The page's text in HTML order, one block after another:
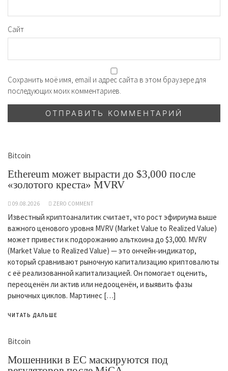
Сайт
Сохранить моё имя, email и адрес сайта в этом браузере для
последующих моих комментариев.
Bitcoin
Ethereum может вырасти до $3,000 после
«золотого креста» MVRV
09.08.2026 ZERO COMMENT
Известный криптоаналитик считает, что рост эфириума выше
важного ценового уровня MVRV (Market Value to Realized Value)
может привести к подорожанию альткоина до $3,000. MVRV
(Market Value to Realized Value) — это ончейн-индикатор,
который сравнивают рыночную капитализацию криптовалюты
с её реализованной капитализацией. Он помогает оценить,
переоценён ли актив или недооценён, и выявить фазы
рыночных циклов. Мартинес […]
ЧИТАТЬ ДАЛЬШЕ
Bitcoin
Мошенники в ЕС маскируются под